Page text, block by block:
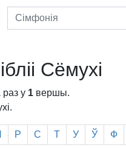
Сёмухі
раз у 1 вершы.
Р С Т У Ў Ф